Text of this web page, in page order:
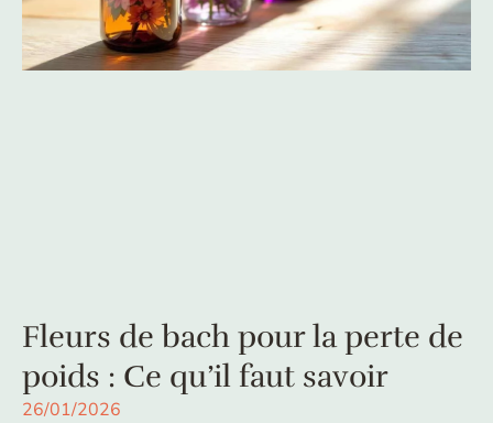
Fleurs de bach pour la perte de
poids : Ce qu’il faut savoir
26/01/2026